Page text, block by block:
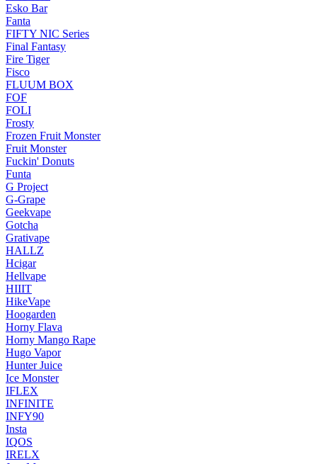
Esko Bar
Fanta
FIFTY NIC Series
Final Fantasy
Fire Tiger
Fisco
FLUUM BOX
FOF
FOLI
Frosty
Frozen Fruit Monster
Fruit Monster
Fuckin' Donuts
Funta
G Project
G-Grape
Geekvape
Gotcha
Grativape
HALLZ
Hcigar
Hellvape
HIIIT
HikeVape
Hoogarden
Horny Flava
Horny Mango Rape
Hugo Vapor
Hunter Juice
Ice Monster
IFLEX
INFINITE
INFY90
Insta
IQOS
IRELX